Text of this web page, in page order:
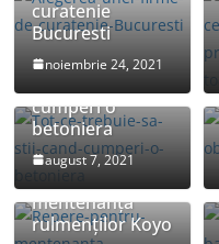
curatenie
Bucuresti
noiembrie 24, 2021
Tot ce trebuie sa
cumperi o
betoniera
august 7, 2021
Repere pentru
mentenanța
rulmenților Koyo